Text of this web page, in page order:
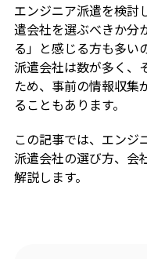
エンジニア派遣を検討
遣会社を選ぶべきか分
る」と感じる方も多い
派遣会社は数が多く、
ため、事前の情報収集
ることもあります。
この記事では、エンジ
派遣会社の選び方、会
解説します。